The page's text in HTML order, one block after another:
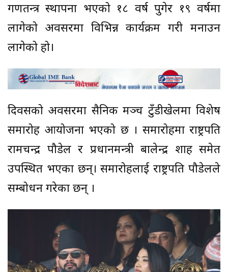
गणतन्त्र स्थापना भएको १८ वर्ष पुगेर १९ वर्षमा
लागेको अवसरमा विभिन्न कार्यक्रम गरी मनाउन
लागेको हो।
दिवसको अवसरमा सैनिक मञ्च टुँडीखेलमा विशेष
समारोह आयोजना भएको छ । समारोहमा राष्ट्रपति
रामचन्द्र पौडेल र प्रधानमन्त्री बालेन्द्र शाह समेत
उपस्थित भएका छन्। समारोहलाई राष्ट्रपति पौडेलले
सम्बोधन गरेका छन् ।